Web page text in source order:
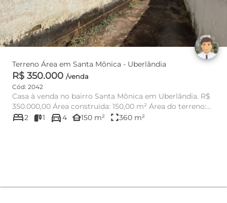
Terreno Área em Santa Mônica - Uberlândia
R$ 350.000 /venda
Cód: 2042
Casa à venda no bairro Santa Mônica em Uberlândia. R$
350.000,00 Área construída: 150,00 m² Área do terreno:
360,00 m²...
bed2 1 directions_car4 other_houses150 m² fullscreen360 m²